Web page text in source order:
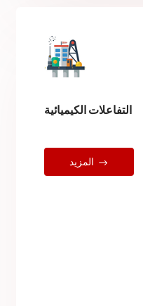
التفاعلات الكيميائية
المزيد